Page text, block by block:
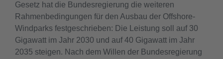
Gesetz hat die Bundesregierung die weiteren
Rahmenbedingungen für den Ausbau der Offshore-
Windparks festgeschrieben: Die Leistung soll auf 30
Gigawatt im Jahr 2030 und auf 40 Gigawatt im Jahr
2035 steigen. Nach dem Willen der Bundesregierung